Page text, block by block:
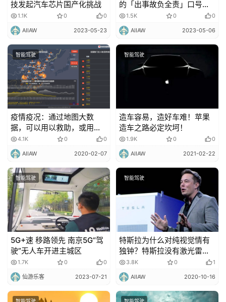
技发起汽车芯片国产化挑战
1.1K 0 0
AIIAW 2023-05-23
的「出事故负全责」口号，
暗含多项「隐藏条件」
1.5K 0 0
AIIAW 2023-05-06
智能驾驶
疫情疫况：通过地图大数
据，可以用以救助，或用以
提醒！
4.1K 0 0
AIIAW 2020-02-07
智能驾驶
造车容易，造好车难！苹果
造车之路必定坎坷！
1.9K 0 0
AIIAW 2021-02-22
智能驾驶
5G+速 移路领先 南京5G“驾
驶”无人车开进主城区
1.7K 0 0
仙游乐客 2023-07-21
智能驾驶
特斯拉为什么对纯视觉情有
独钟？特斯拉没有激光雷达
轻视激光雷达的意图！
3.8K 0 1
AIIAW 2020-10-16